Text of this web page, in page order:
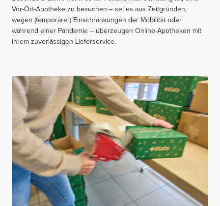
Vor-Ort-Apotheke zu besuchen – sei es aus Zeitgründen,
wegen (temporärer) Einschränkungen der Mobilität oder
während einer Pandemie – überzeugen Online-Apotheken mit
ihrem zuverlässigen Lieferservice.